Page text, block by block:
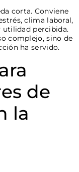
corta. Conviene
clima laboral,
utilidad percibida.
complejo, sino de
ha servido.
de
la